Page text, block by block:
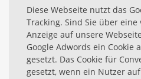
Diese Webseite nutzt das
Tracking. Sind Sie über eine
Anzeige auf unsere
Google Adwords ein Cookie
gesetzt. Das Cookie für
gesetzt, wenn ein Nutzer